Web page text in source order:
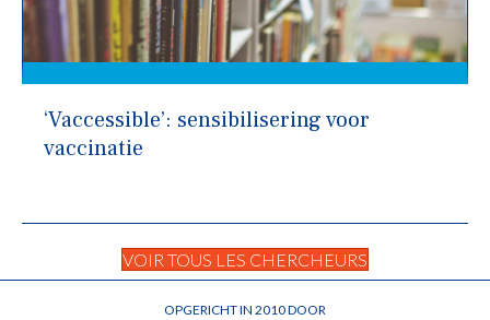
‘Vaccessible’: sensibilisering voor
vaccinatie
VOIR TOUS LES CHERCHEURS
OPGERICHT IN 2010 DOOR